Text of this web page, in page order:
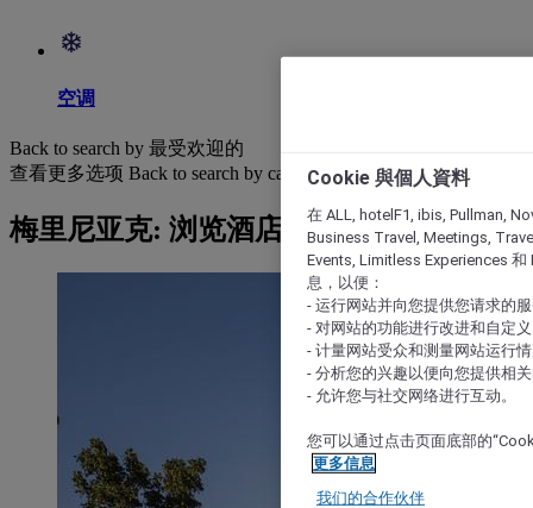
空调
Back to search by 最受欢迎的
查看更多选项 Back to search by categories
梅里尼亚克: 浏览酒店
Cookie 與個人資料
在 ALL, hotelF1, ibis, Pullman,
Business Travel, Meetings,
Events, Limitless Experiences 和
息，以便：
- 运行网站并向您提供您请求的
- 对网站的功能进行改进和自定义
- 计量网站受众和测量网站运行
- 分析您的兴趣以便向您提供相
- 允许您与社交网络进行互动。
您可以通过点击页面底部的
更多信息
我们的合作伙伴